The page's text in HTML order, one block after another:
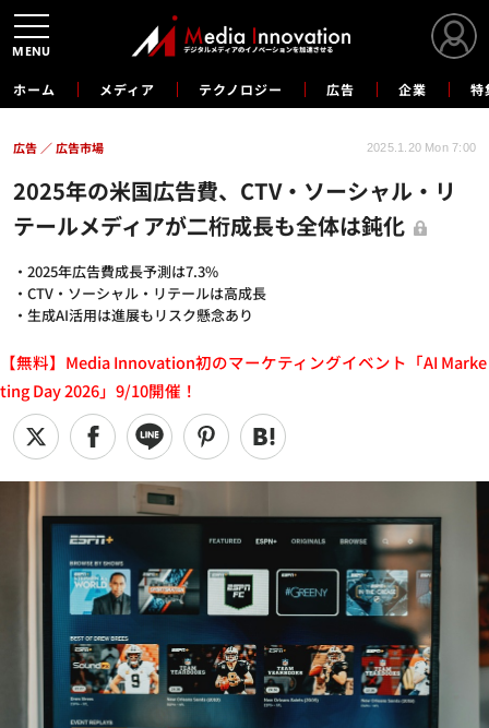
ホーム メディア テクノロジー 広告 企業 特
2025年の米国広告費、CTV・ソーシャル・リ
テールメディアが二桁成長も全体は鈍化
・2025年広告費成長予測は7.3%
・CTV・ソーシャル・リテールは高成長
・生成AI活用は進展もリスク懸念あり
広告 広告市場 2025.1.20 Mon 7:00
【無料】Media Innovation初のマーケティングイベント「AI Marke
ting Day 2026」9/10開催！
MENU